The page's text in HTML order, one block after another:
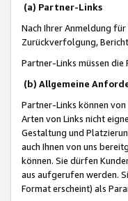
(a) Partner-Links
Nach Ihrer Anmeldung
Zurückverfolgung,
Partner-Links müssen die
(b) Allgemeine
Partner-Links können
Arten von Links nicht
Gestaltung und
auch Ihnen von uns
können. Sie dürfen
aus aufgerufen werden.
Format erscheint) als